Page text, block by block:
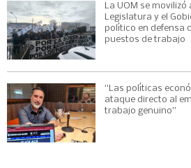
La UOM se
Legislatura y el
político en defensa
puestos de trabajo
“Las políticas
ataque directo al
trabajo genuino”